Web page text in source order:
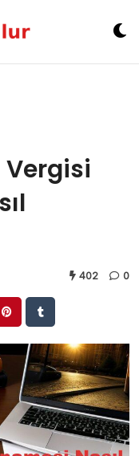
402 0